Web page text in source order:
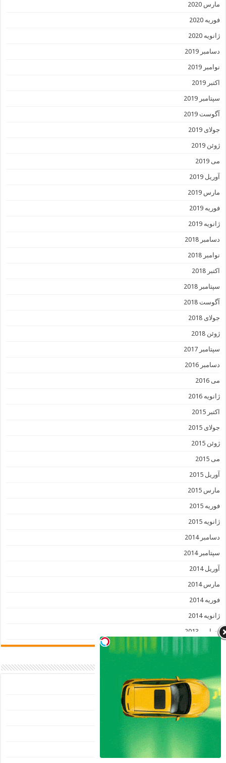
مارس 2020
فوریه 2020
ژانویه 2020
دسامبر 2019
نوامبر 2019
اکتبر 2019
سپتامبر 2019
آگوست 2019
جولای 2019
ژوئن 2019
می 2019
آوریل 2019
مارس 2019
فوریه 2019
ژانویه 2019
دسامبر 2018
نوامبر 2018
اکتبر 2018
سپتامبر 2018
آگوست 2018
جولای 2018
ژوئن 2018
سپتامبر 2017
دسامبر 2016
می 2016
ژانویه 2016
اکتبر 2015
جولای 2015
ژوئن 2015
می 2015
آوریل 2015
مارس 2015
فوریه 2015
ژانویه 2015
دسامبر 2014
سپتامبر 2014
آوریل 2014
مارس 2014
فوریه 2014
ژانویه 2014
دسامبر 2013
دسته‌ها
آرایشی
آشپزی
آموزش
اخبار
بافتنی